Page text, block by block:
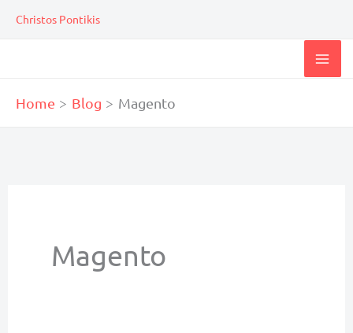
SkipChristos Pontikis
Home Blog Magento
Magento